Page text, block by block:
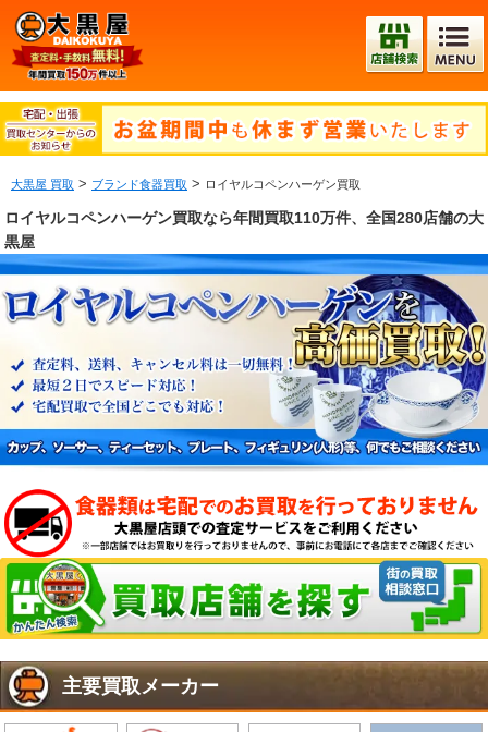
大黒屋 買取 > ブランド食器買取 > ロイヤルコペンハーゲン買取
ロイヤルコペンハーゲン買取なら年間買取110万件、全国280店舗の大
黒屋
主要買取メーカー